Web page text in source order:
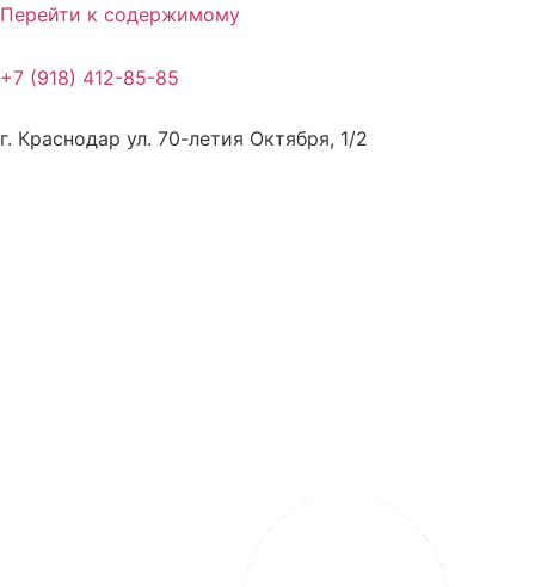
Перейти к содержимому
+7 (918) 412-85-85
г. Краснодар ул. 70-летия Октября, 1/2